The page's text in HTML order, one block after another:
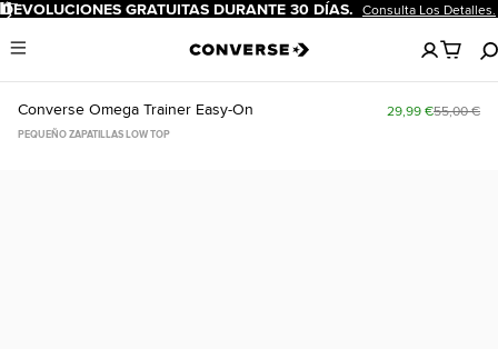
Pausar
DEVOLUCIONES GRATUITAS DURANTE 30 DÍAS. Consulta Los Detalles.
Menu
No
hay
artículos
tu
Converse Omega Trainer Easy-On 29,99 €55,00 €
PEQUEÑO ZAPATILLAS LOW TOP